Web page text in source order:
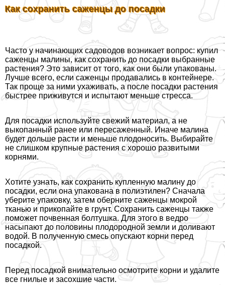
Как сохранить саженцы до посадки
Часто у начинающих садоводов возникает вопрос: купил
саженцы малины, как сохранить до посадки выбранные
растения? Это зависит от того, как они были упакованы.
Лучше всего, если саженцы продавались в контейнере.
Так проще за ними ухаживать, а после посадки растения
быстрее приживутся и испытают меньше стресса.
Для посадки используйте свежий материал, а не
выкопанный ранее или пересаженный. Иначе малина
будет дольше расти и меньше плодоносить. Выбирайте
не слишком крупные растения с хорошо развитыми
корнями.
Хотите узнать, как сохранить купленную малину до
посадки, если она упакована в полиэтилен? Сначала
уберите упаковку, затем оберните саженцы мокрой
тканью и прикопайте в грунт. Сохранить саженцы также
поможет почвенная болтушка. Для этого в ведро
насыпают до половины плодородной земли и доливают
водой. В полученную смесь опускают корни перед
посадкой.
Перед посадкой внимательно осмотрите корни и удалите
все гнилые и засохшие части.